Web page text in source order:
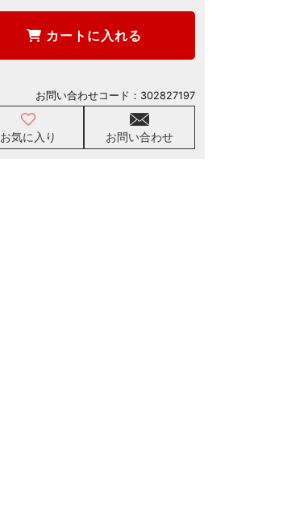
カートに入れる
お気に入り お問い合わせ
お問い合わせコード： 302827197